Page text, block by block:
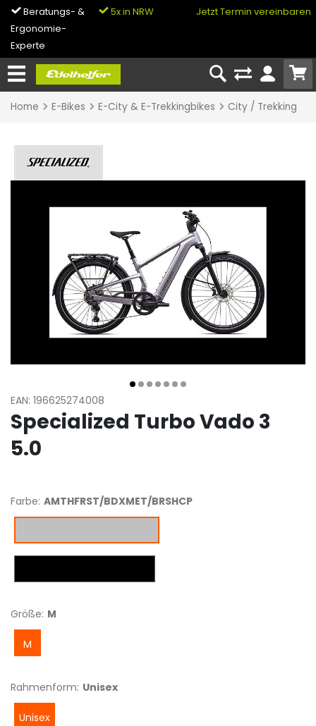
Beratungs- &
Ergonomie-
Experte
5x in NRW
0% Finanzierung
Jetzt Termin vereinbaren
Home E-Bikes E-City & E-Trekkingbikes City / Trekking
EAN: 196625274008
Specialized Turbo Vado 3
5.0
Farbe: AMTHFRST/BDXMET/BRSHCP
Größe: M
M
Rahmenform: Unisex
Unisex